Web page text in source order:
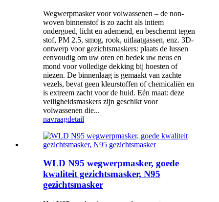
Wegwerpmasker voor volwassenen – de non-
woven binnenstof is zo zacht als intiem
ondergoed, licht en ademend, en beschermt tegen
stof, PM 2.5, smog, rook, uitlaatgassen, enz. 3D-
ontwerp voor gezichtsmaskers: plaats de lussen
eenvoudig om uw oren en bedek uw neus en
mond voor volledige dekking bij hoesten of
niezen. De binnenlaag is gemaakt van zachte
vezels, bevat geen kleurstoffen of chemicaliën en
is extreem zacht voor de huid. Eén maat: deze
veiligheidsmaskers zijn geschikt voor
volwassenen die...
navraagdetail
WLD N95 wegwerpmasker, goede
kwaliteit gezichtsmasker, N95
gezichtsmasker